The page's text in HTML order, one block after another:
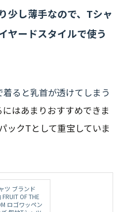
少し薄手なので、Tシャ
ヤードスタイルで使う
着ると乳首が透けてしまう
はあまりおすすめできま
ックTとして重宝していま
ツ ブランド
FRUIT OF THE
ロゴワッペン